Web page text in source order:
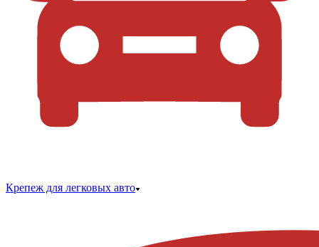
Крепеж для легковых авто